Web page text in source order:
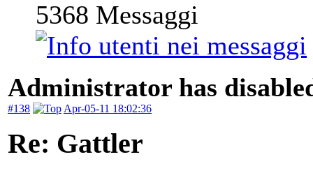
5368 Messaggi
Administrator has
#138 Apr-05-11 18:02:36
Re: Gattler